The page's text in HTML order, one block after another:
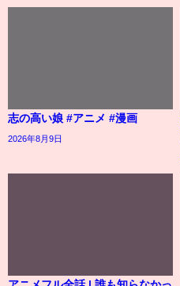
志の高い娘 #アニメ #漫画
2026年8月9日